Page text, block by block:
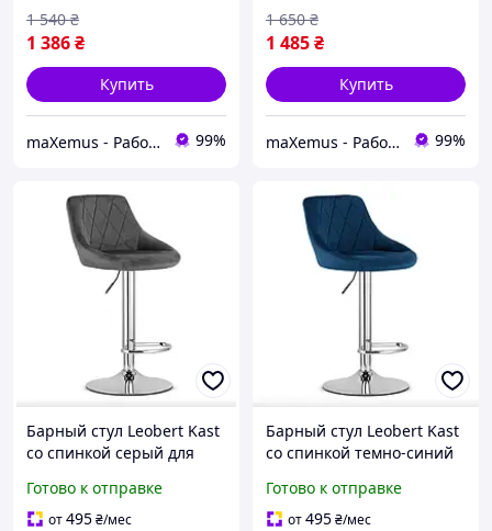
1 386₴
1 540 ₴
Купить
maXemus - Работаем по максимуму 99%
1 485₴
1 650 ₴
Купить
maXemus - Работаем по максимуму 99%
Барный стул Leobert Kast
со спинкой серый для
практичной организации
пространства
Готово к отправке
от495₴/мес
Барный стул Leobert Kast
со спинкой темно-синий
офиса и практичной
организации
Готово к отправке
от495₴/мес